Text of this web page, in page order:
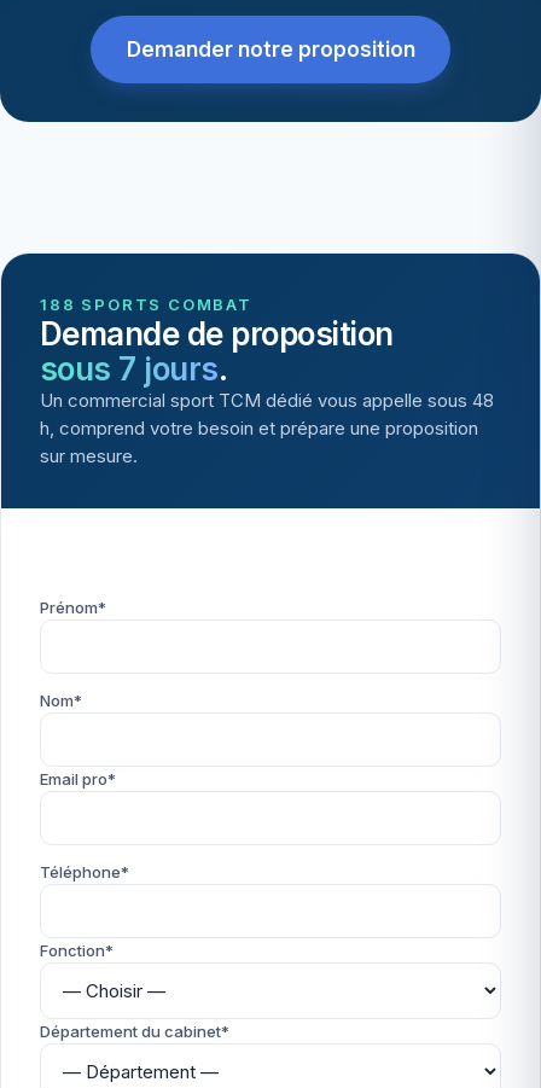
Demander notre proposition
188 SPORTS COMBAT
Demande de proposition
sous 7 jours.
Un commercial sport TCM dédié vous appelle sous 48
h, comprend votre besoin et prépare une proposition
sur mesure.
Prénom*
Nom*
Email pro*
Téléphone*
Fonction*
Département du cabinet*